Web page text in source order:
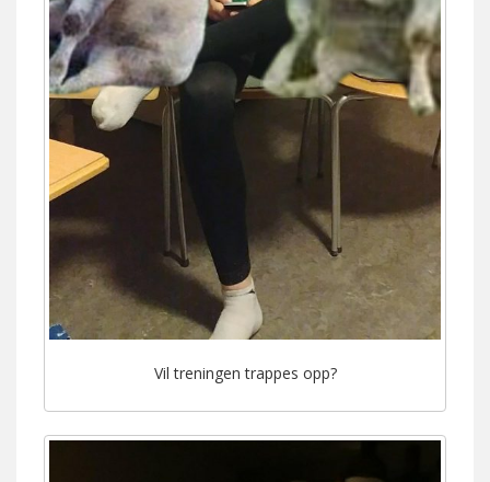
Vil treningen trappes opp?